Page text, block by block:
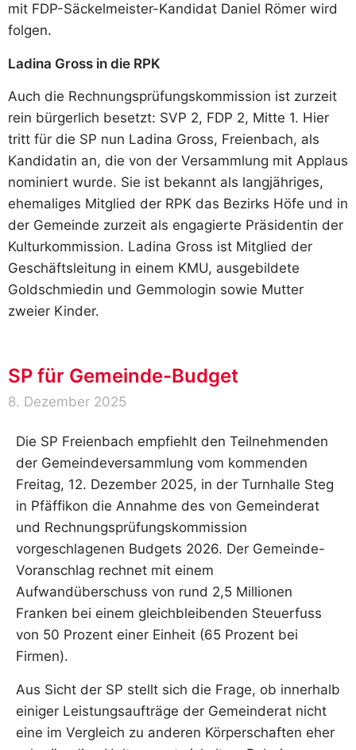
mit FDP-Säckelmeister-Kandidat Daniel Römer wird
folgen.
Ladina Gross in die RPK
Auch die Rechnungsprüfungskommission ist zurzeit
rein bürgerlich besetzt: SVP 2, FDP 2, Mitte 1. Hier
tritt für die SP nun Ladina Gross, Freienbach, als
Kandidatin an, die von der Versammlung mit Applaus
nominiert wurde. Sie ist bekannt als langjähriges,
ehemaliges Mitglied der RPK das Bezirks Höfe und in
der Gemeinde zurzeit als engagierte Präsidentin der
Kulturkommission. Ladina Gross ist Mitglied der
Geschäftsleitung in einem KMU, ausgebildete
Goldschmiedin und Gemmologin sowie Mutter
zweier Kinder.
SP für Gemeinde-Budget
8. Dezember 2025
Die SP Freienbach empfiehlt den Teilnehmenden
der Gemeindeversammlung vom kommenden
Freitag, 12. Dezember 2025, in der Turnhalle Steg
in Pfäffikon die Annahme des von Gemeinderat
und Rechnungsprüfungskommission
vorgeschlagenen Budgets 2026. Der Gemeinde-
Voranschlag rechnet mit einem
Aufwandüberschuss von rund 2,5 Millionen
Franken bei einem gleichbleibenden Steuerfuss
von 50 Prozent einer Einheit (65 Prozent bei
Firmen).
Aus Sicht der SP stellt sich die Frage, ob innerhalb
einiger Leistungsaufträge der Gemeinderat nicht
eine im Vergleich zu anderen Körperschaften eher